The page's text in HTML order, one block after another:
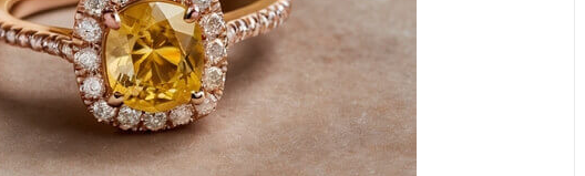
🧠 Astuces et conseils